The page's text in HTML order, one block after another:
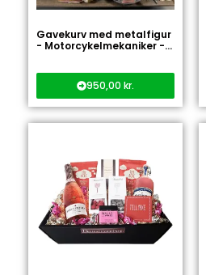
Gavekurv med metalfigur
- Motorcykelmekaniker -...
950,00kr.